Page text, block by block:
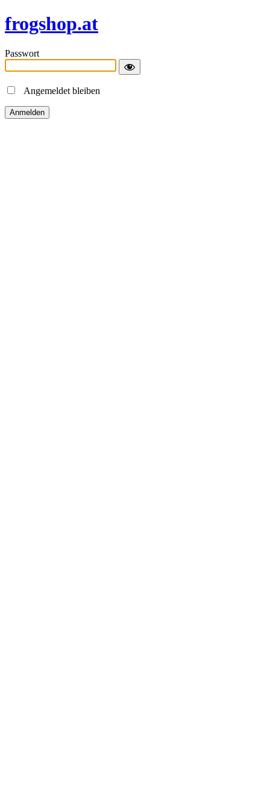
frogshop.at
Passwort
Angemeldet bleiben